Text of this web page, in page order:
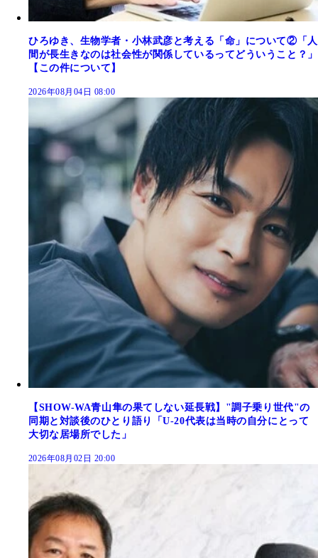
ひろゆき、生物学者・小林武彦と考える「命」について②「人
間が長生きなのは社会性が関係しているってどういうこと？」
【この件について】
2026年08月04日 08:00
【SHOW-WA青山隼の果てしない延長戦】"調子乗り世代"の
同期と対談後のひとり語り「U-20代表は当時の自分にとって
大切な居場所でした」
2026年08月02日 20:00